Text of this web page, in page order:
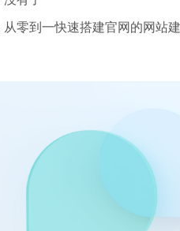
从零到一快速搭建官网的网站